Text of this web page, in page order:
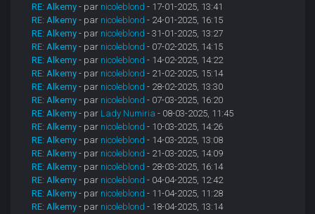
RE: Alkemy - par nicoleblond - 17-01-2025, 13:41
RE: Alkemy - par nicoleblond - 24-01-2025, 16:15
RE: Alkemy - par nicoleblond - 31-01-2025, 13:27
RE: Alkemy - par nicoleblond - 07-02-2025, 14:15
RE: Alkemy - par nicoleblond - 14-02-2025, 14:22
RE: Alkemy - par nicoleblond - 21-02-2025, 15:14
RE: Alkemy - par nicoleblond - 28-02-2025, 13:30
RE: Alkemy - par nicoleblond - 07-03-2025, 16:20
RE: Alkemy - par Lady Numiria - 08-03-2025, 11:45
RE: Alkemy - par nicoleblond - 10-03-2025, 14:26
RE: Alkemy - par nicoleblond - 14-03-2025, 13:08
RE: Alkemy - par nicoleblond - 21-03-2025, 14:09
RE: Alkemy - par nicoleblond - 28-03-2025, 16:14
RE: Alkemy - par nicoleblond - 04-04-2025, 12:42
RE: Alkemy - par nicoleblond - 11-04-2025, 11:28
RE: Alkemy - par nicoleblond - 18-04-2025, 13:14